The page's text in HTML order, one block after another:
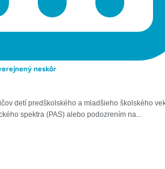
neskôr
detí predškolského a mladšieho školského
spektra (PAS) alebo podozrením na...